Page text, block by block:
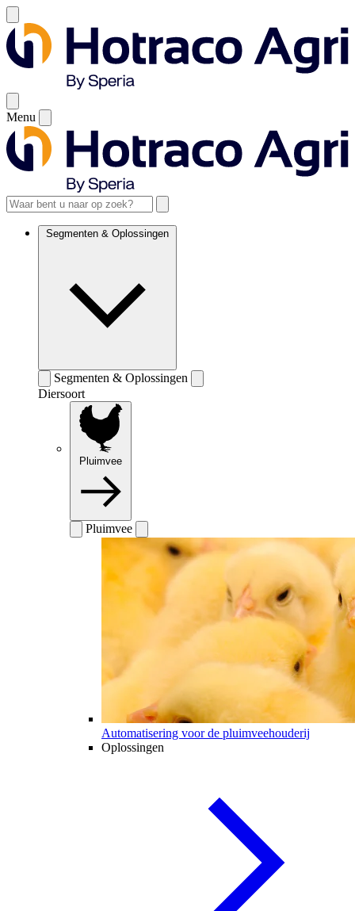
Menu
Segmenten & Oplossingen
Segmenten & Oplossingen
Diersoort
Pluimvee
Pluimvee
Automatisering voor de pluimveehouderij
Oplossingen